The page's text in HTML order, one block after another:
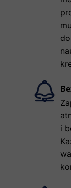
i